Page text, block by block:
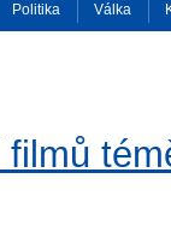
Politika Válka